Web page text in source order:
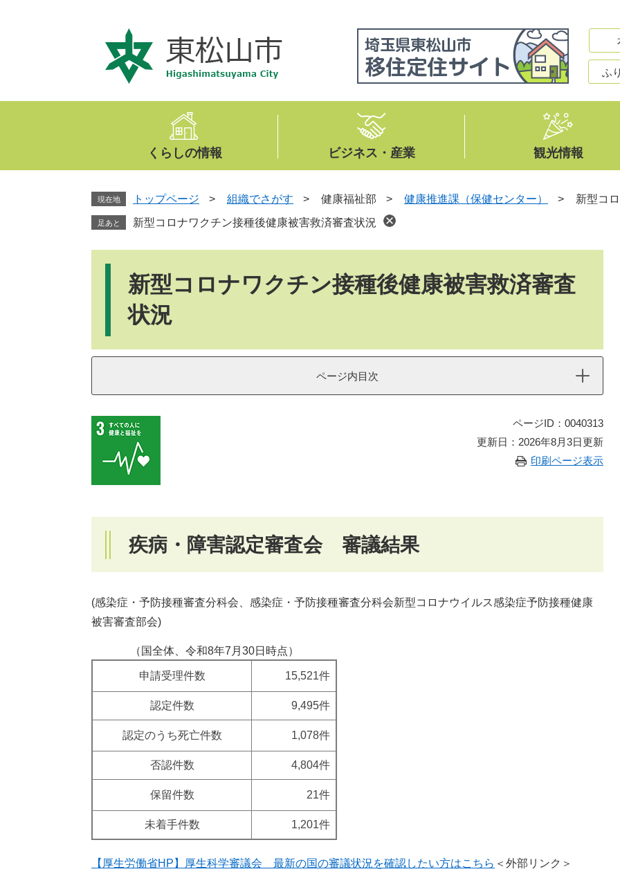
文
ふ
くらしの情報 ビジネス・産業 観光情報
現在地 トップページ > 組織でさがす > 健康福祉部 > 健康推進課（保健センター） > 新型コ
足あと 新型コロナワクチン接種後健康被害救済審査状況
新型コロナワクチン接種後健康被害救済審査
状況
ページ内目次
ページID：0040313
更新日：2026年8月3日更新
印刷ページ表示
疾病・障害認定審査会 審議結果
(感染症・予防接種審査分科会、感染症・予防接種審査分科会新型コロナウイルス感染症予防接種健康
被害審査部会)
（国全体、令和8年7月30日時点）
申請受理件数 15,521件
認定件数 9,495件
認定のうち死亡件数 1,078件
否認件数 4,804件
保留件数 21件
未着手件数 1,201件
【厚生労働省HP】厚生科学審議会 最新の国の審議状況を確認したい方はこちら ＜外部リンク＞